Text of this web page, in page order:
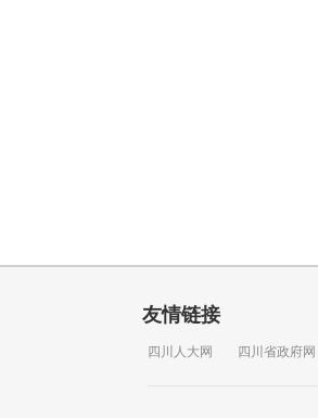
友情链接
四川人大网 四川省政府网